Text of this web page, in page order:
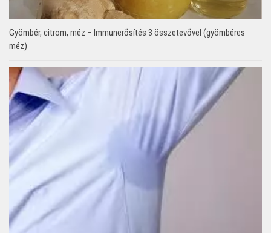
Gyömbér, citrom, méz – Immunerősítés 3 összetevővel (gyömbéres
méz)